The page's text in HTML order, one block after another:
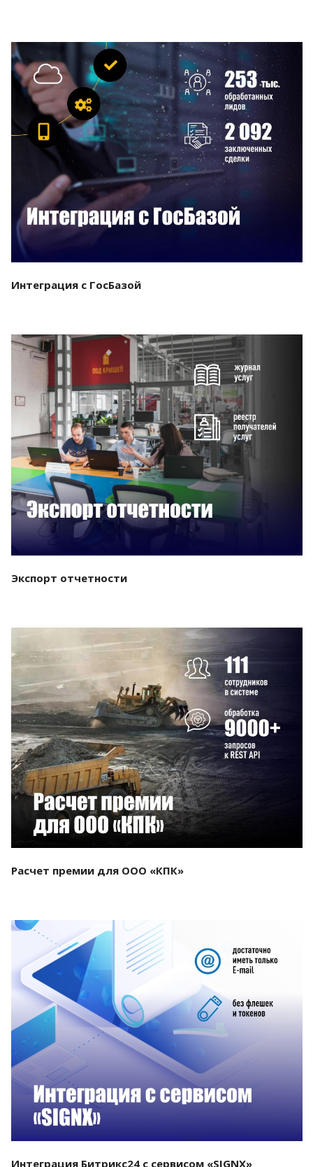
Смотреть проект
Интеграция с ГосБазой
Смотреть проект
Экспорт отчетности
Смотреть проект
Расчет премии для ООО «КПК»
Смотреть проект
Интеграция Битрикс24 с сервисом «SIGNX»